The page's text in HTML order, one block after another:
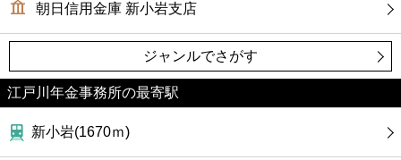
朝日信用金庫 新小岩支店
ジャンルでさがす
江戸川年金事務所の最寄駅
新小岩(1670ｍ)